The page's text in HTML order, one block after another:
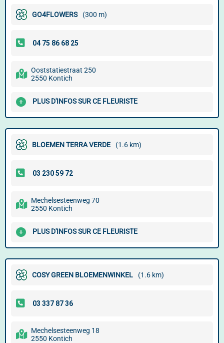
GO4FLOWERS (300 m)
Ooststatiestraat 250
2550 Kontich
PLUS D'INFOS SUR CE FLEURISTE
BLOEMEN TERRA VERDE (1.6 km)
Mechelsesteenweg 70
2550 Kontich
PLUS D'INFOS SUR CE FLEURISTE
COSY GREEN BLOEMENWINKEL (1.6 km)
Mechelsesteenweg 18
2550 Kontich